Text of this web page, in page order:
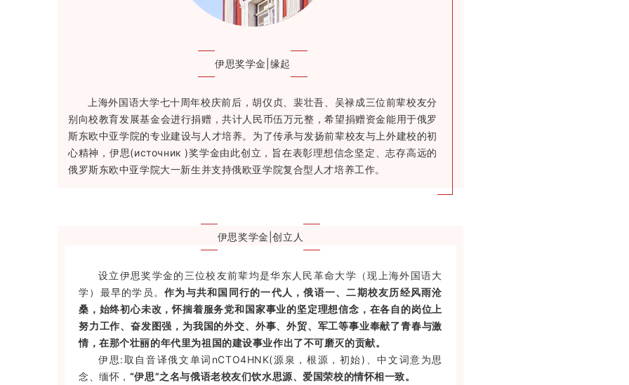
伊思奖学金|缘起
上海外国语大学七十周年校庆前后，胡仪贞、裴壮吾、吴禄成三位前辈校友分
别向校教育发展基金会进行捐赠，共计人民币伍万元整，希望捐赠资金能用于俄罗
斯东欧中亚学院的专业建设与人才培养。为了传承与发扬前辈校友与上外建校的初
心精神，伊思(источник )奖学金由此创立，旨在表彰理想信念坚定、志存高远的
俄罗斯东欧中亚学院大一新生并支持俄欧亚学院复合型人才培养工作。
伊思奖学金|创立人
设立伊思奖学金的三位校友前辈均是华东人民革命大学（现上海外国语大
学）最早的学员。作为与共和国同行的一代人，俄语一、二期校友历经风雨沧
桑，始终初心未改，怀揣着服务党和国家事业的坚定理想信念，在各自的岗位上
努力工作、奋发图强，为我国的外交、外事、外贸、军工等事业奉献了青春与激
情，在那个壮丽的年代里为祖国的建设事业作出了不可磨灭的贡献。
伊思:取自音译俄文单词nCTO4HNK(源泉，根源，初始)、中文词意为思
念、缅怀， “伊思”之名与俄语老校友们饮水思源、爱国荣校的情怀相一致。